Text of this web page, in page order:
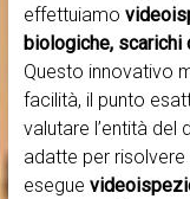
effettuiamo
biologiche,
Questo innovativo
facilità, il punto
valutare l’entità del
adatte per
esegue